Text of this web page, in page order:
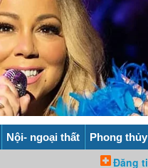
Nội- ngoại thất Phong thủy